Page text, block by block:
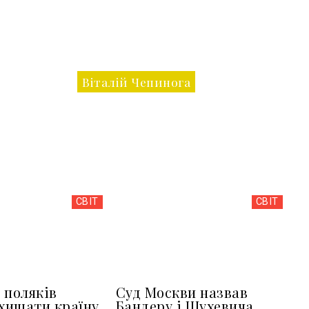
Віталій Чепинога
СВІТ СВІТ
Суд Москви назвав